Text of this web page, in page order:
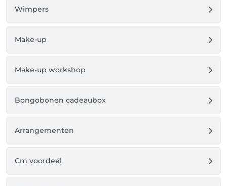
Wimpers
Make-up
Make-up workshop
Bongobonen cadeaubox
Arrangementen
Cm voordeel